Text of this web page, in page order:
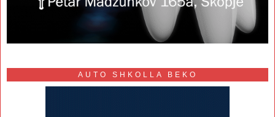
AUTO SHKOLLA BEKO